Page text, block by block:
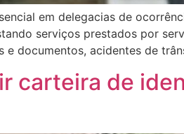
em delegacias de
serviços prestados por
e documentos, acidentes de
carteira de